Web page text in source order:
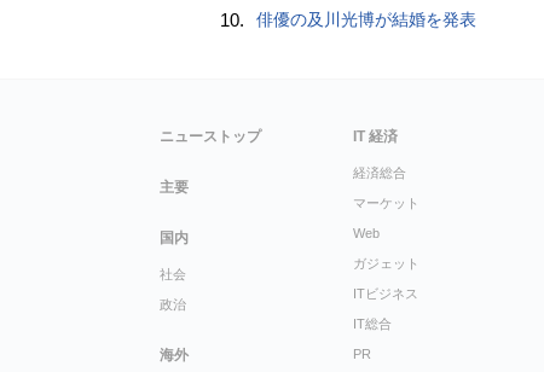
10. 俳優の及川光博が結婚を発表
ニューストップ
主要
国内
社会
政治
海外
IT 経済
経済総合
マーケット
Web
ガジェット
ITビジネス
IT総合
PR